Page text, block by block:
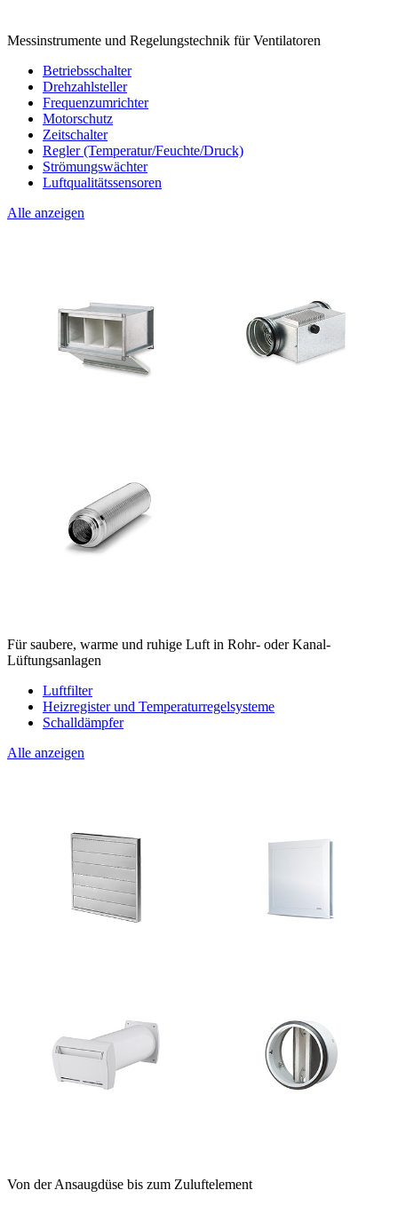
Messinstrumente und Regelungstechnik für Ventilatoren
Betriebsschalter
Drehzahlsteller
Frequenzumrichter
Motorschutz
Zeitschalter
Regler (Temperatur/Feuchte/Druck)
Strömungswächter
Luftqualitätssensoren
Alle anzeigen
Für saubere, warme und ruhige Luft in Rohr- oder Kanal-
Lüftungsanlagen
Luftfilter
Heizregister und Temperaturregelsysteme
Schalldämpfer
Alle anzeigen
Von der Ansaugdüse bis zum Zuluftelement